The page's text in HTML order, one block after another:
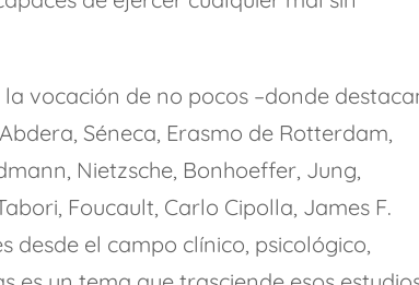
vocación de no pocos –donde
Séneca, Erasmo de Rotterdam,
Nietzsche, Bonhoeffer, Jung,
Foucault, Carlo Cipolla, James F.
desde el campo clínico, psicológico,